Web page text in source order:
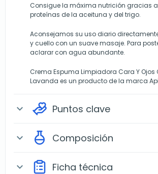
Consigue la máxima nutrición gracias
proteínas de la aceituna y del trigo.
Aconsejamos su uso diario
y cuello con un suave masaje. Para
aclarar con agua abundante.
Crema Espuma Limpiadora Cara Y Ojos
Lavanda es un producto de la marca
expand_more Puntos clave
expand_more Composición
expand_more Ficha técnica